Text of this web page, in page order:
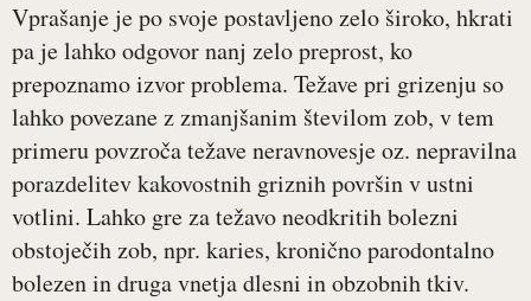
Vprašanje je po svoje postavljeno zelo široko, hkrati
pa je lahko odgovor nanj zelo preprost, ko
prepoznamo izvor problema. Težave pri grizenju so
lahko povezane z zmanjšanim številom zob, v tem
primeru povzroča težave neravnovesje oz. nepravilna
porazdelitev kakovostnih griznih površin v ustni
votlini. Lahko gre za težavo neodkritih bolezni
obstoječih zob, npr. karies, kronično parodontalno
bolezen in druga vnetja dlesni in obzobnih tkiv.